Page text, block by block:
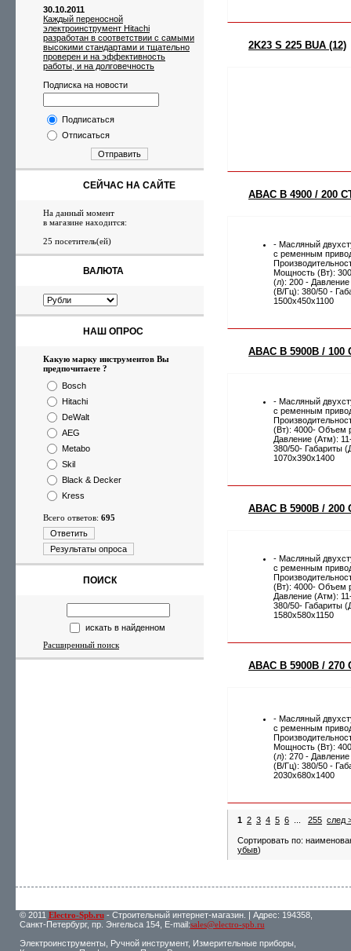
30.10.2011
Каждый переносной
электроинструмент Hitachi
разработан в соответствии с самыми
высокими стандартами и тщательно
проверен и на эффективность
работы, и на долговечность
Подписка на новости
Подписаться
Отписаться
Отправить
СЕЙЧАС НА САЙТЕ
На данный момент
в магазине находится:
25 посетитель(ей)
ВАЛЮТА
НАШ ОПРОС
Какую марку инструментов Вы
предпочитаете ?
Bosch
Hitachi
DeWalt
AEG
Metabo
Skil
Black & Decker
Kress
Всего ответов: 695
Ответить
Результаты опроса
ПОИСК
искать в найденном
Расширенный поиск
2K23 S 225 BUA (12)
ABAC B 4900 / 200
- Масляный
с ременным
Мощность (Вт):
(л): 200 -
(В/Гц): 380/50 -
1500х450х1100
ABAC B 5900B / 100
- Масляный
с ременным
(Вт): 4000- Объем
Давление (Атм):
380/50- Габариты
1070х390х1400
ABAC B 5900B / 200
- Масляный
с ременным
(Вт): 4000- Объем
Давление (Атм):
380/50- Габариты
1580х580х1150
ABAC B 5900B / 270
- Масляный
с ременным
Мощность (Вт):
(л): 270 -
(В/Гц): 380/50 -
2030х680х1400
1 2 3 4 5 6 255 след
Сортировать по:
убыв)
© 2011 Electro-Spb.ru- Строительный интернет-магазин. | Адрес: 194358,
Санкт-Петербург, пр. Энгельса 154, E-mail:sales@electro-spb.ru
Электроинструменты, Ручной инструмент, Измерительные приборы,